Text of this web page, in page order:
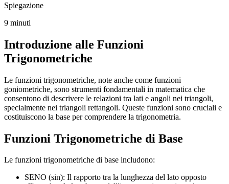
Spiegazione
9 minuti
Introduzione alle Funzioni
Trigonometriche
Le funzioni trigonometriche, note anche come funzioni
goniometriche, sono strumenti fondamentali in matematica che
consentono di descrivere le relazioni tra lati e angoli nei triangoli,
specialmente nei triangoli rettangoli. Queste funzioni sono cruciali e
costituiscono la base per comprendere la trigonometria.
Funzioni Trigonometriche di Base
Le funzioni trigonometriche di base includono:
SENO (sin): Il rapporto tra la lunghezza del lato opposto